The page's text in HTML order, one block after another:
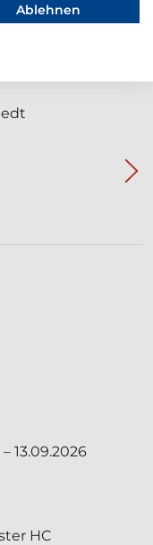
– 23.08.2026
– 13.09.2026
HC
Ablehnen